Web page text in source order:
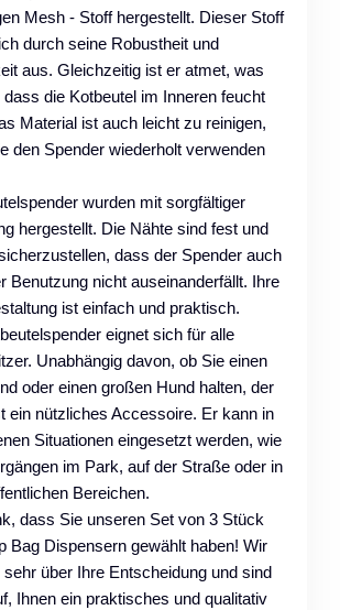
Mesh - Stoff hergestellt. Dieser Stoff
durch seine Robustheit und
aus. Gleichzeitig ist er atmet, was
die Kotbeutel im Inneren feucht
Material ist auch leicht zu reinigen,
den Spender wiederholt verwenden
wurden mit sorgfältiger
hergestellt. Die Nähte sind fest und
dass der Spender auch
Benutzung nicht auseinanderfällt. Ihre
ist einfach und praktisch.
eignet sich für alle
Unabhängig davon, ob Sie einen
oder einen großen Hund halten, der
ein nützliches Accessoire. Er kann in
Situationen eingesetzt werden, wie
im Park, auf der Straße oder in
Bereichen.
dass Sie unseren Set von 3 Stück
Bag Dispensern gewählt haben! Wir
über Ihre Entscheidung und sind
Ihnen ein praktisches und qualitativ